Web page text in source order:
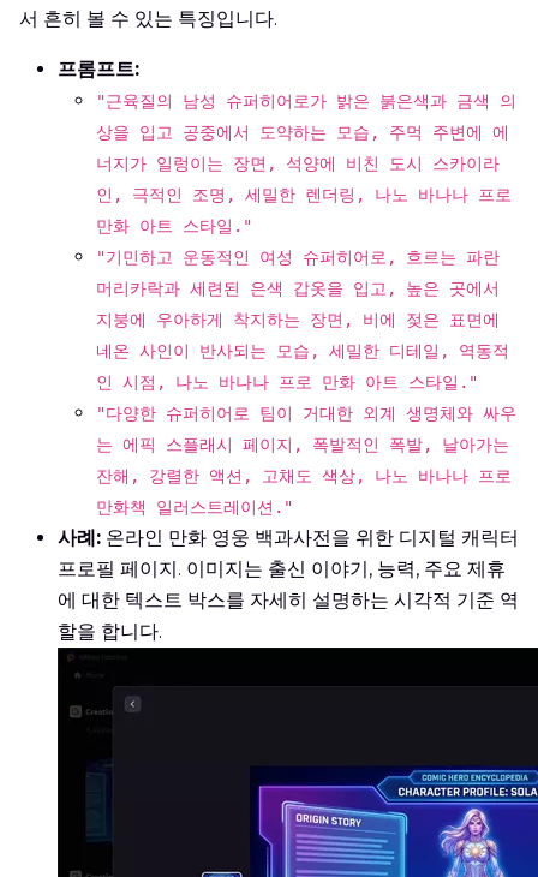
서 흔히 볼 수 있는 특징입니다.
프롬프트:
"근육질의 남성 슈퍼히어로가 밝은 붉은색과 금색 의
상을 입고 공중에서 도약하는 모습, 주먹 주변에 에
너지가 일렁이는 장면, 석양에 비친 도시 스카이라
인, 극적인 조명, 세밀한 렌더링, 나노 바나나 프로
만화 아트 스타일."
"기민하고 운동적인 여성 슈퍼히어로, 흐르는 파란
머리카락과 세련된 은색 갑옷을 입고, 높은 곳에서
지붕에 우아하게 착지하는 장면, 비에 젖은 표면에
네온 사인이 반사되는 모습, 세밀한 디테일, 역동적
인 시점, 나노 바나나 프로 만화 아트 스타일."
"다양한 슈퍼히어로 팀이 거대한 외계 생명체와 싸우
는 에픽 스플래시 페이지, 폭발적인 폭발, 날아가는
잔해, 강렬한 액션, 고채도 색상, 나노 바나나 프로
만화책 일러스트레이션."
사례: 온라인 만화 영웅 백과사전을 위한 디지털 캐릭터
프로필 페이지. 이미지는 출신 이야기, 능력, 주요 제휴
에 대한 텍스트 박스를 자세히 설명하는 시각적 기준 역
할을 합니다.